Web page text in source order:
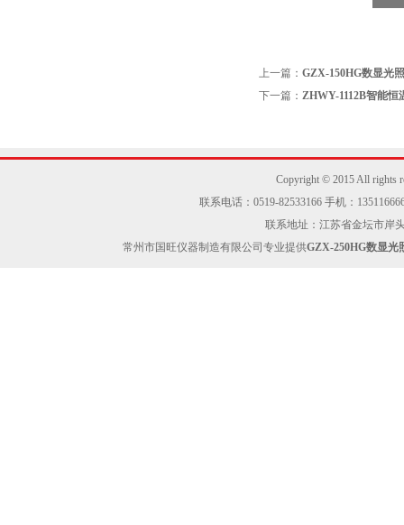
上一篇： GZX-150HG数显光
下一篇： ZHWY-1112B智能恒
Copyright © 2015 All rights
联系电话：0519-82533166 手机：
联系地址：江苏省金坛市岸
常州市国旺仪器制造有限公司专业提供GZX-250HG数显光